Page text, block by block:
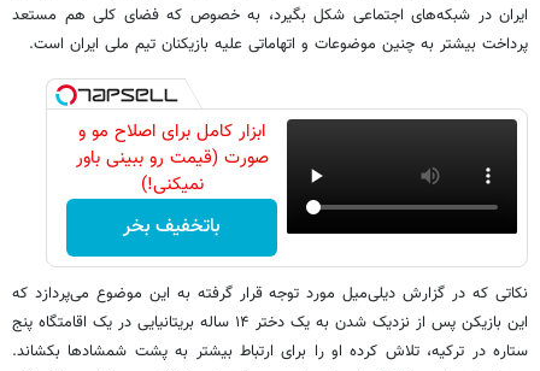
ایران در شبکه‌های اجتماعی شکل بگیرد، به خصوص که فضای کلی هم مستعد
پرداخت بیشتر به چنین موضوعات و اتهاماتی علیه بازیکنان تیم ملی ایران است.
ابزار کامل برای اصلاح مو و
صورت (قیمت رو ببینی باور
نمیکنی!)
باتخفیف بخر
نکاتی که در گزارش دیلی‌میل مورد توجه قرار گرفته به این موضوع می‌پردازد که
این بازیکن پس از نزدیک شدن به یک دختر ۱۴ ساله بریتانیایی در یک اقامتگاه پنج‌
ستاره در ترکیه، تلاش کرده او را برای ارتباط بیشتر به پشت شمشادها بکشاند.